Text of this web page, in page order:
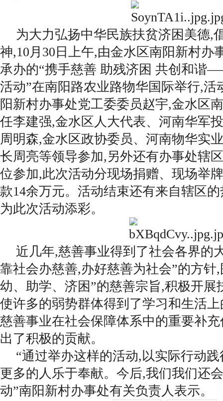
为大力弘扬中华民族扶贫济困美德,
神,10月30日上午,由金水区南阳新村办
承办的“携手慈善 助残济困 共创和谐
活动”在南阳路农业路物华国际举行,活
阳新村办事处党工委委员赵宇,金水区
任李建强,金水区人大代表、河南华军
周明森,金水区政协委员、河南物华实
长周亮等领导参加,另外还有办事处辖
位参加,此次活动分现场捐赠、现场举
款14余万元。活动结束还有来自辖区
为此次活动添彩。
近几年,慈善事业得到了社会各界的
靠社会办慈善,办好慈善为社会”的方针
幼、助学、济困”的慈善宗旨,积极开展
使许多的弱势群体得到了学习和生活
慈善事业在社会保障体系中的重要补
出了积极的贡献。
“通过举办这样的活动,以实际行动
更多的人乐于奉献。今后,我们我们还
动”南阳新村办事处有关负责人表示。